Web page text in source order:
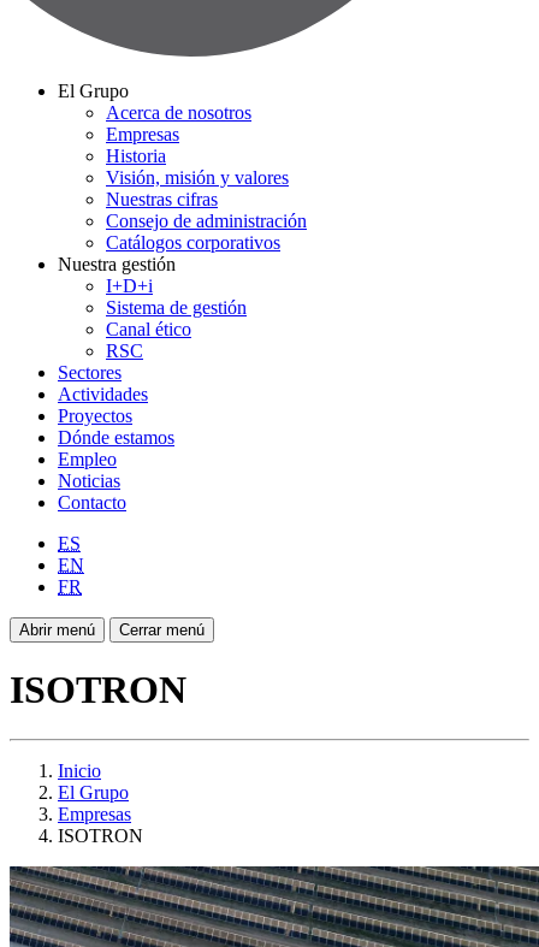
El Grupo
Acerca de nosotros
Empresas
Historia
Visión, misión y valores
Nuestras cifras
Consejo de administración
Catálogos corporativos
Nuestra gestión
I+D+i
Sistema de gestión
Canal ético
RSC
Sectores
Actividades
Proyectos
Dónde estamos
Empleo
Noticias
Contacto
ES
EN
FR
Abrir menú Cerrar menú
ISOTRON
Inicio
El Grupo
Empresas
ISOTRON